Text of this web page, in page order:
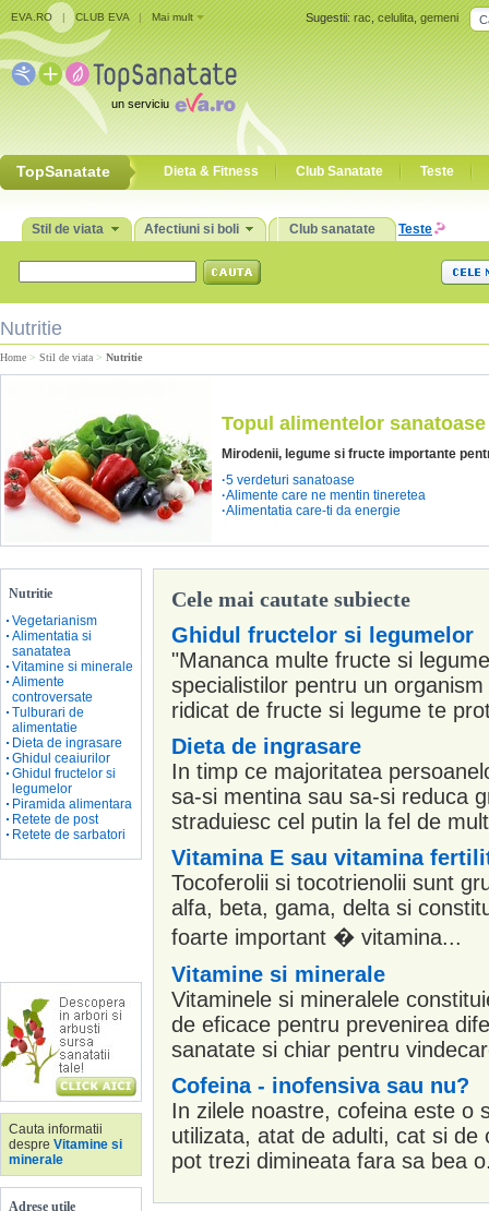
Sugestii: rac,celulita,gemeni
EVA.RO | CLUB EVA | Mai mult
un serviciu
TopSanatate Dieta & Fitness Club Sanatate Teste
Stil de viata Afectiuni si boli Club sanatate Teste
Nutritie
Home > Stil de viata > Nutritie
Topul alimentelor sanatoase
Mirodenii, legume si fructe importante
·5 verdeturi sanatoase
·Alimente care ne mentin tineretea
·Alimentatia care-ti da energie
Nutritie
Vegetarianism
Alimentatia si
sanatatea
Vitamine si minerale
Alimente
controversate
Tulburari de
alimentatie
Dieta de ingrasare
Ghidul ceaiurilor
Ghidul fructelor si
legumelor
Piramida alimentara
Retete de post
Retete de sarbatori
Cauta informatii
despre Vitamine si
minerale
Adrese utile
Cele mai cautate subiecte
Ghidul fructelor si legumelor
"Mananca multe fructe si
specialistilor pentru un
ridicat de fructe si legume te
Dieta de ingrasare
In timp ce majoritatea
sa-si mentina sau sa-si reduca
straduiesc cel putin la fel de
Vitamina E sau vitamina
Tocoferolii si tocotrienolii sunt
alfa, beta, gama, delta si
foarte important � vitamina...
Vitamine si minerale
Vitaminele si mineralele
de eficace pentru prevenirea
sanatate si chiar pentru
Cofeina - inofensiva sau nu?
In zilele noastre, cofeina este o
utilizata, atat de adulti, cat si de
pot trezi dimineata fara sa bea